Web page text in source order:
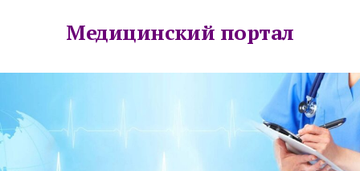
Медицинский портал